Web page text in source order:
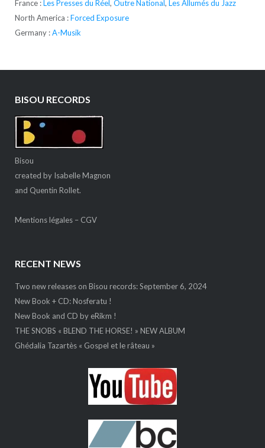
France :Les Presses du Réel, Outre National, Les Allumés du Jazz
North America :Forced Exposure
Germany :A-Musik
BISOU RECORDS
Bisou
created by Isabelle Magnon
and Quentin Rollet.
Mentions légales– CGV
RECENT NEWS
Two new releases on Bisou records: September 6, 2024
New Book + CD: Nosferatu !
New Book and CD by eRikm !
THE SNOBS « BLEND THE HORSE! » NEW ALBUM
Ghédalia Tazartès « Gospel et le râteau »